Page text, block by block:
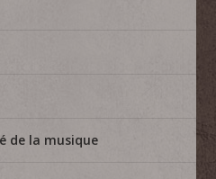
de la musique